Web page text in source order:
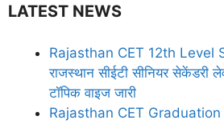
LATEST NEWS
Rajasthan CET 12th Level
राजस्थान सीईटी सीनियर
टॉपिक वाइज जारी
Rajasthan CET